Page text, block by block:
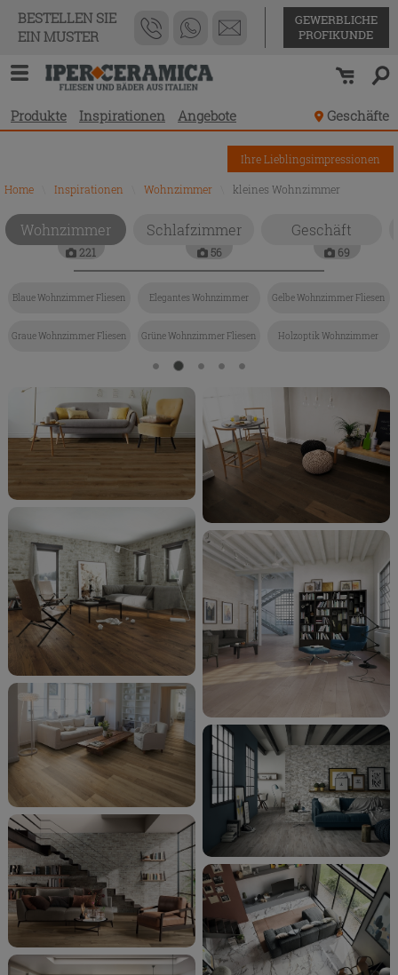
BESTELLEN SIE
EIN MUSTER
GEWERBLICHE
PROFIKUNDE
Produkte Inspirationen Angebote Geschäfte
Home Inspirationen Wohnzimmer kleines Wohnzimmer
Ihre Lieblingsimpressionen
Wohnzimmer
221
Schlafzimmer
56
Geschäft
69
Blaue Wohnzimmer Fliesen Elegantes Wohnzimmer Gelbe Wohnzimmer Fliesen
Graue Wohnzimmer Fliesen Grüne Wohnzimmer Fliesen Holzoptik Wohnzimmer